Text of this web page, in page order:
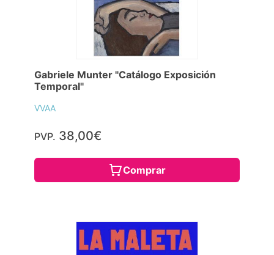
Gabriele Munter "Catálogo Exposición
Temporal"
VVAA
PVP. 38,00€
Comprar